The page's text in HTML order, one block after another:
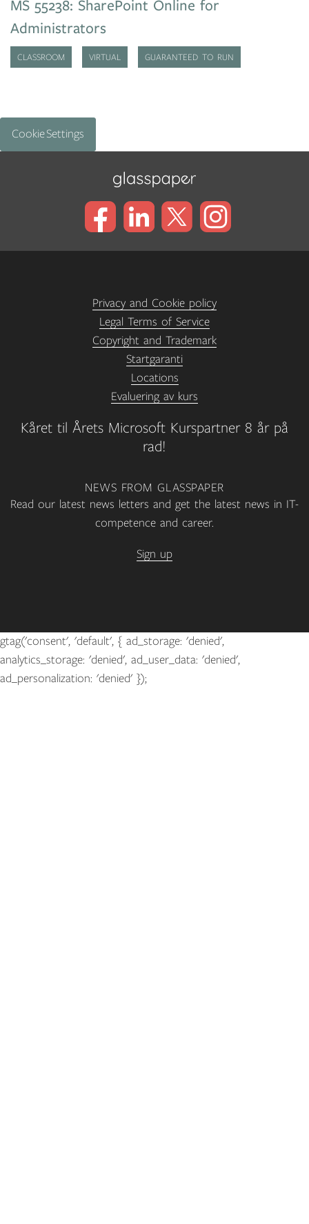
MS 55238: SharePoint Online for
Administrators
CLASSROOM VIRTUAL GUARANTEED TO RUN
Cookie Settings
Kåret til Årets Microsoft Kurspartner 8 år på
rad!
Privacy and Cookie policy
Legal Terms of Service
Copyright and Trademark
Startgaranti
Locations
Evaluering av kurs
NEWS FROM GLASSPAPER
Read our latest news letters and get the latest news in IT-
competence and career.
Sign up
gtag('consent', 'default', { ad_storage: 'denied',
analytics_storage: 'denied', ad_user_data: 'denied',
ad_personalization: 'denied' });